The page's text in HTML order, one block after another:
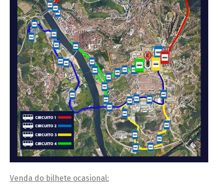
Venda do bilhete ocasional: